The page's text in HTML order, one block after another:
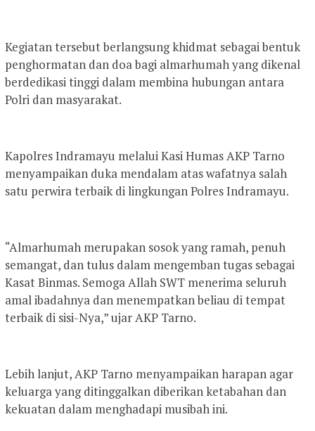
Kegiatan tersebut berlangsung khidmat sebagai bentuk
penghormatan dan doa bagi almarhumah yang dikenal
berdedikasi tinggi dalam membina hubungan antara
Polri dan masyarakat.
Kapolres Indramayu melalui Kasi Humas AKP Tarno
menyampaikan duka mendalam atas wafatnya salah
satu perwira terbaik di lingkungan Polres Indramayu.
“Almarhumah merupakan sosok yang ramah, penuh
semangat, dan tulus dalam mengemban tugas sebagai
Kasat Binmas. Semoga Allah SWT menerima seluruh
amal ibadahnya dan menempatkan beliau di tempat
terbaik di sisi-Nya,” ujar AKP Tarno.
Lebih lanjut, AKP Tarno menyampaikan harapan agar
keluarga yang ditinggalkan diberikan ketabahan dan
kekuatan dalam menghadapi musibah ini.